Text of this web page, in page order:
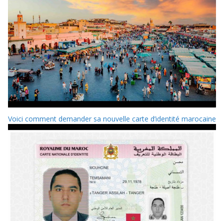
Voici comment demander sa nouvelle carte d’identité marocaine